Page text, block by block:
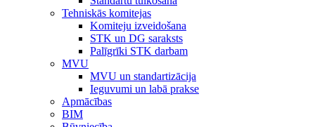
Tehniskās komitejas
Komiteju izveidošana
STK un DG saraksts
Palīgrīki STK darbam
MVU
MVU un standartizācija
Ieguvumi un labā prakse
Apmācības
BIM